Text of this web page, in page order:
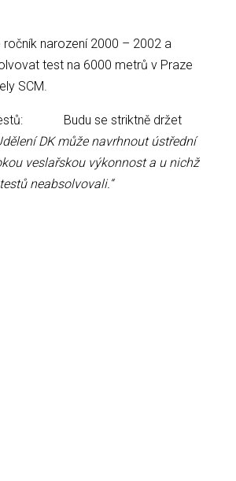
narození 2000 – 2002 a
test na 6000 metrů v Praze
SCM.
testů: Budu se striktně držet
DK může navrhnout ústřední
veslařskou výkonnost a u nichž
neabsolvovali.“